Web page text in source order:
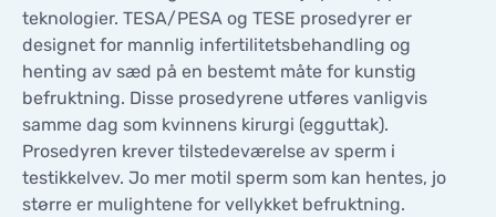
BEHANDLING
DITT INDIVIDUELLE PROGRAM
START NÅ!
NYTTIGE ARTIKLER
LV
EN
RU
LT
OM OSS
BEHANDLING
DITT INDIVIDUELLE PROGRAM
START NÅ!
NYTTIGE ARTIKLER
teknologier. TESA/PESA og TESE prosedyrer er
designet for mannlig infertilitetsbehandling og
henting av sæd på en bestemt måte for kunstig
befruktning. Disse prosedyrene utføres vanligvis
samme dag som kvinnens kirurgi (egguttak).
Prosedyren krever tilstedeværelse av sperm i
testikkelvev. Jo mer motil sperm som kan hentes, jo
større er mulightene for vellykket befruktning.